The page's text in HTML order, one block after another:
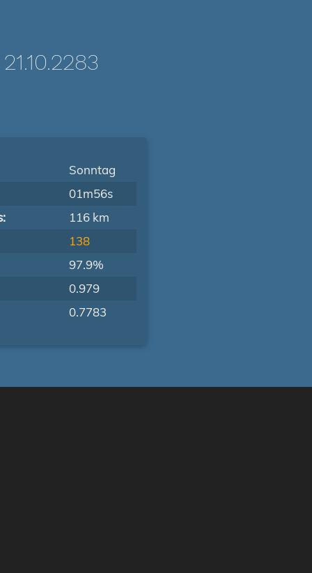
Sonntag
01m56s
116 km
138
97.9%
0.979
0.7783